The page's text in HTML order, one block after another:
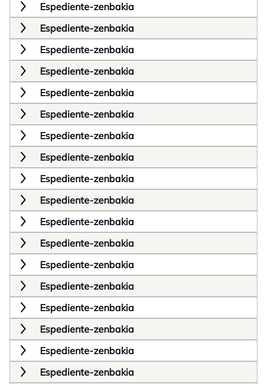
Espediente-zenbakia
Espediente-zenbakia
Espediente-zenbakia
Espediente-zenbakia
Espediente-zenbakia
Espediente-zenbakia
Espediente-zenbakia
Espediente-zenbakia
Espediente-zenbakia
Espediente-zenbakia
Espediente-zenbakia
Espediente-zenbakia
Espediente-zenbakia
Espediente-zenbakia
Espediente-zenbakia
Espediente-zenbakia
Espediente-zenbakia
Espediente-zenbakia